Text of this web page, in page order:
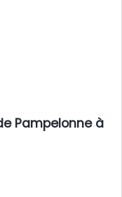
Pampelonne à